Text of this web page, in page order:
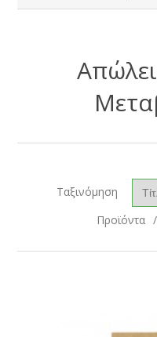
Ταξινόμηση
Προϊόντα